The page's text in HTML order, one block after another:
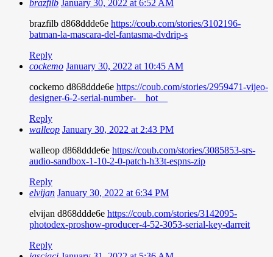
brazfilb January 30, 2022 at 6:52 AM
brazfilb d868ddde6e https://coub.com/stories/3102196-
batman-la-mascara-del-fantasma-dvdrip-s
Reply
cockemo January 30, 2022 at 10:45 AM
cockemo d868ddde6e https://coub.com/stories/2959471-vijeo-
designer-6-2-serial-number-__hot__
Reply
walleop January 30, 2022 at 2:43 PM
walleop d868ddde6e https://coub.com/stories/3085853-srs-
audio-sandbox-1-10-2-0-patch-h33t-espns-zip
Reply
elvijan January 30, 2022 at 6:34 PM
elvijan d868ddde6e https://coub.com/stories/3142095-
photodex-proshow-producer-4-52-3053-serial-key-darreit
Reply